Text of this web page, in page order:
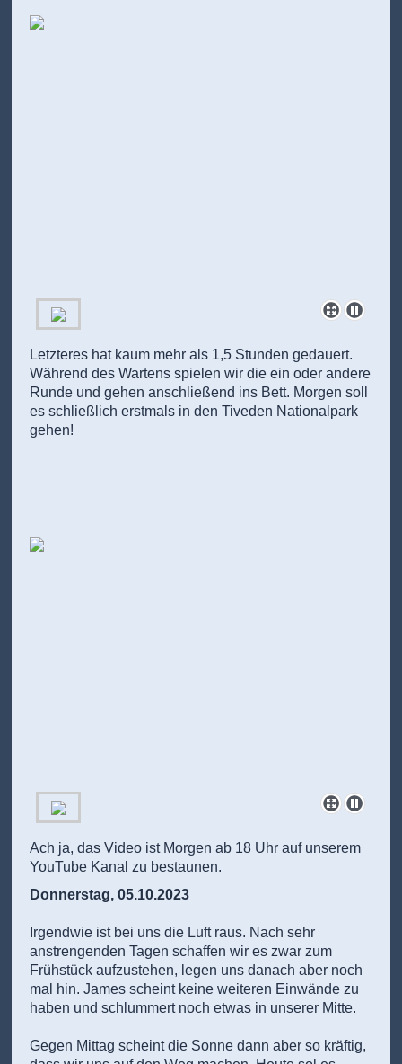
Letzteres hat kaum mehr als 1,5 Stunden gedauert.
Während des Wartens spielen wir die ein oder andere
Runde und gehen anschließend ins Bett. Morgen soll
es schließlich erstmals in den Tiveden Nationalpark
gehen!
Ach ja, das Video ist Morgen ab 18 Uhr auf unserem
YouTube Kanal zu bestaunen.
Donnerstag, 05.10.2023
Irgendwie ist bei uns die Luft raus. Nach sehr
anstrengenden Tagen schaffen wir es zwar zum
Frühstück aufzustehen, legen uns danach aber noch
mal hin. James scheint keine weiteren Einwände zu
haben und schlummert noch etwas in unserer Mitte.
Gegen Mittag scheint die Sonne dann aber so kräftig,